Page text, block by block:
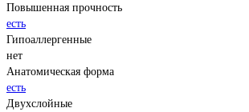
Повышенная прочность
есть
Гипоаллергенные
нет
Анатомическая форма
есть
Двухслойные